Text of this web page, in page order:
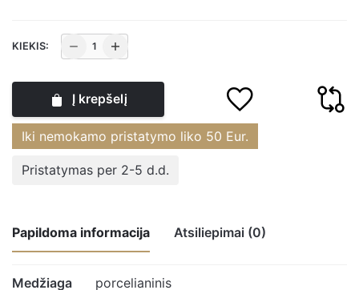
KIEKIS:
produkto
kiekis:
Puodelis
porcelianinis
Bijūnai
1000
DUO
Į krepšelį
Iki nemokamo pristatymo liko 50 Eur.
Pristatymas per 2-5 d.d.
Papildoma informacija Atsiliepimai (0)
Medžiaga porcelianinis
Atsiliepimų nėra.